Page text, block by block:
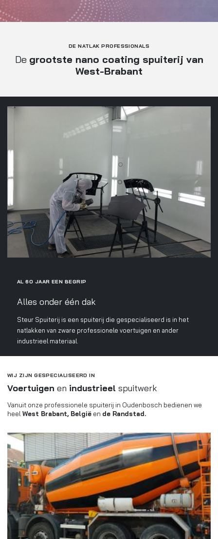
DE NATLAK PROFESSIONALS
De grootste nano coating spuiterij van
West-Brabant
AL 60 JAAR EEN BEGRIP
Alles onder één dak
Steur Spuiterij is een spuiterij die gespecialiseerd is in het
natlakken van zware professionele voertuigen en ander
industrieel materiaal.
WIJ ZIJN GESPECIALISEERD IN
Voertuigen en industrieel spuitwerk
Vanuit onze professionele spuiterij in Oudenbosch bedienen we
heel West Brabant, België en de Randstad.